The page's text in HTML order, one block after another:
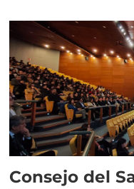
Consejo del